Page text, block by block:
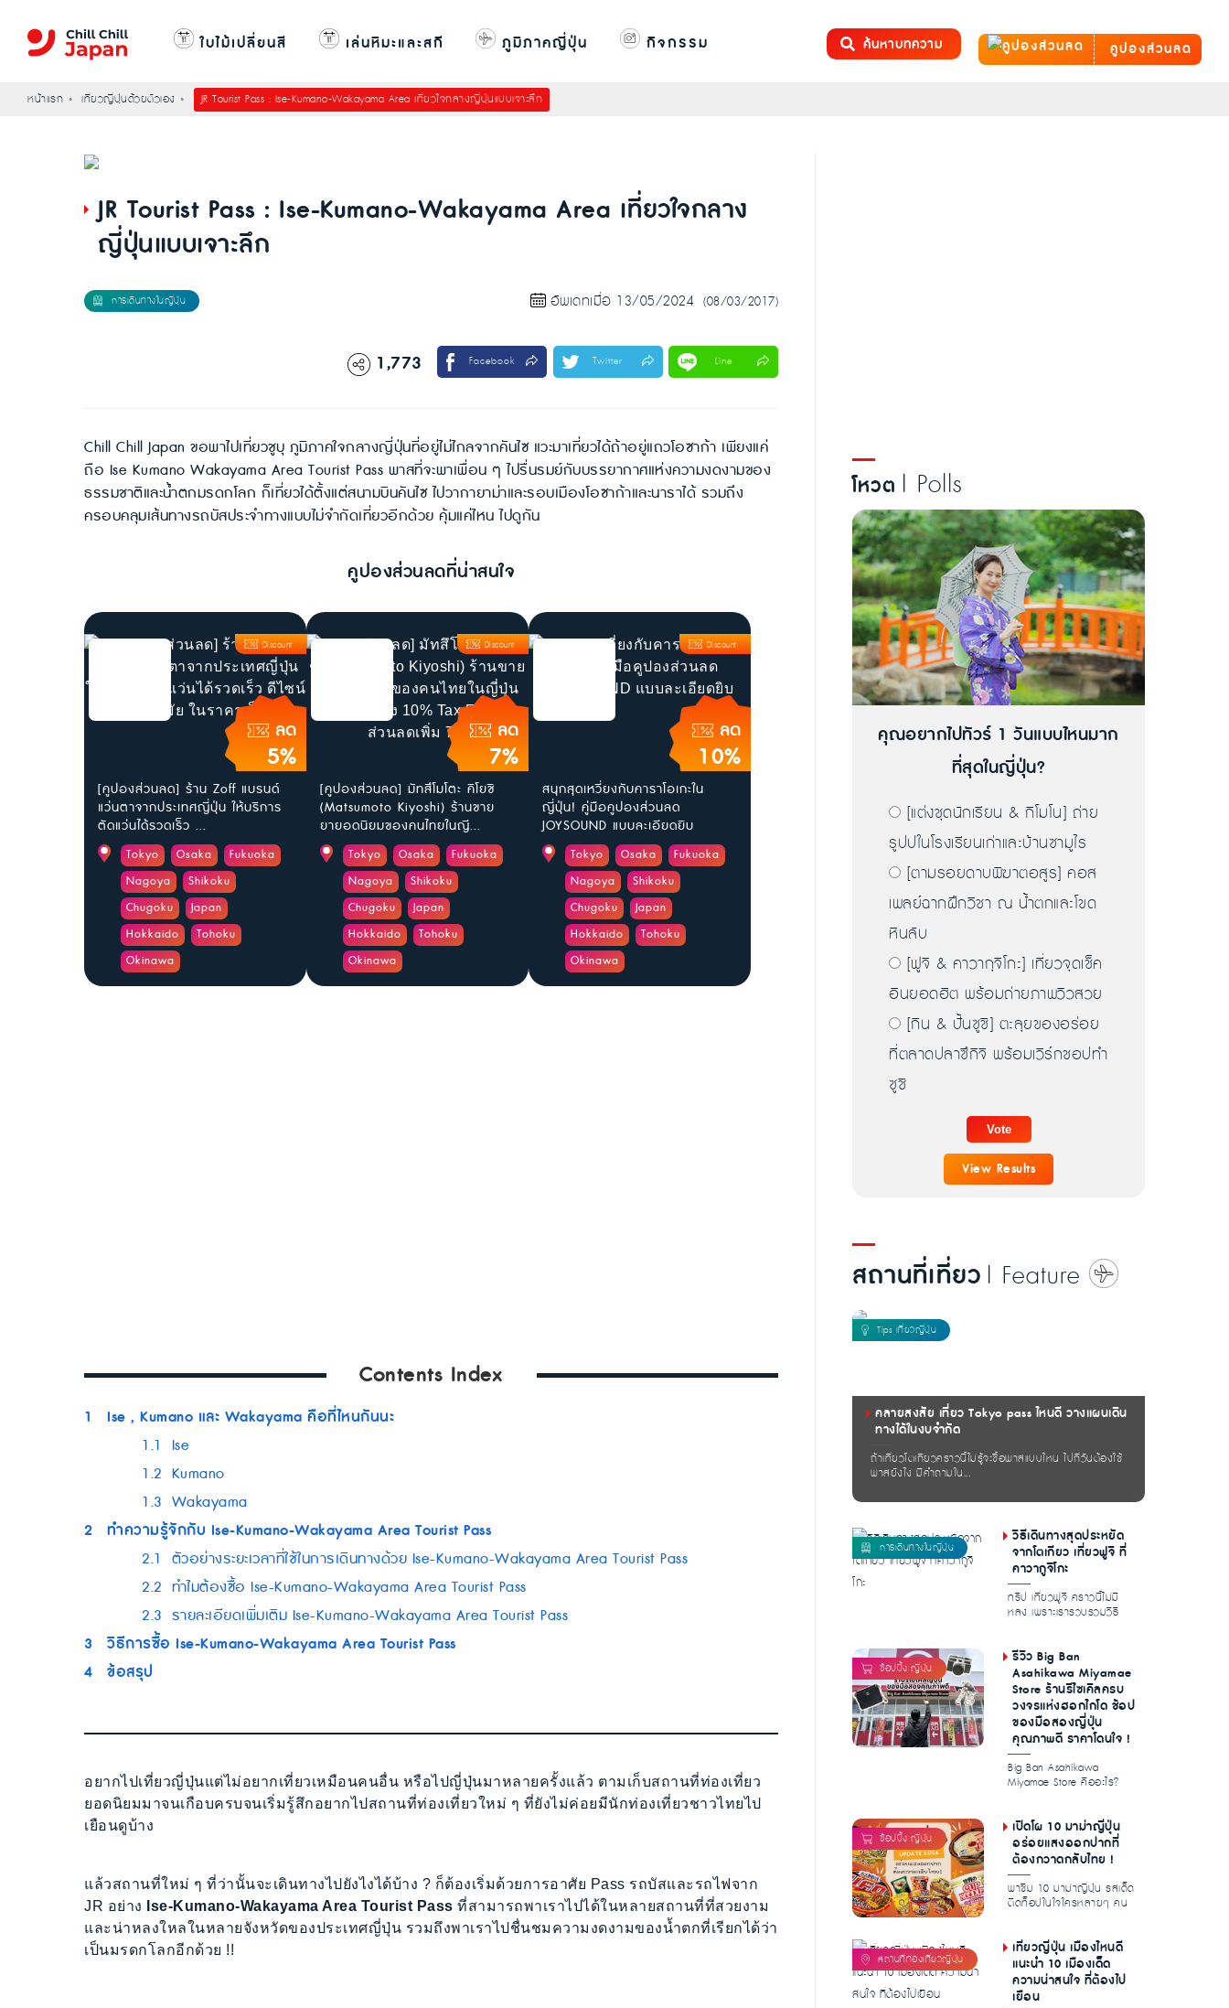
ใบไม้เปลี่ยนสี เล่นหิมะและสกี ภูมิภาคญี่ปุ่น กิจกรรม ค้นหาบทความ คูปองส่วนลด
หน้าแรก เที่ยวญี่ปุ่นด้วยตัวเอง JR Tourist Pass : Ise-Kumano-Wakayama Area เที่ยวใจกลางญี่ปุ่นแบบเจาะลึก
JR Tourist Pass : Ise-Kumano-Wakayama Area เที่ยวใจกลาง
ญี่ปุ่นแบบเจาะลึก
อัพเดทเมื่อ 13/05/2024 (08/03/2017)
1,773 Facebook Twitter Line
Chill Chill Japan ขอพาไปเที่ยวชูบุ ภูมิภาคใจกลางญี่ปุ่นที่อยู่ไม่ไกลจากคันไซ แวะมาเที่ยวได้ถ้าอยู่แถวโอซาก้า เพียงแค่
ถือ Ise Kumano Wakayama Area Tourist Pass พาสที่จะพาเพื่อน ๆ ไปรื่นรมย์กับบรรยากาศแห่งความงดงามของ
ธรรมชาติและน้ำตกมรดกโลก ก็เที่ยวได้ตั้งแต่สนามบินคันไซ ไปวากายาม่าและรอบเมืองโอซาก้าและนาราได้ รวมถึง
ครอบคลุมเส้นทางรถบัสประจำทางแบบไม่จำกัดเที่ยวอีกด้วย คุ้มแค่ไหน ไปดูกัน
คูปองส่วนลดที่น่าสนใจ
ลด
5%
Discount
[คูปองส่วนลด] ร้าน Zoff แบรนด์
แว่นตาจากประเทศญี่ปุ่น ให้บริการ
ตัดแว่นได้รวดเร็ว ...
Tokyo Osaka
Fukuoka
Nagoya
Shikoku
Chugoku
Japan
Hokkaido
Tohoku
Okinawa
ลด
7%
Discount
[คูปองส่วนลด] มัทสึโมโตะ คิโยชิ
(Matsumoto Kiyoshi) ร้านขาย
ยายอดนิยมของคนไทยในญี...
Tokyo Osaka
Fukuoka
Nagoya
Shikoku
Chugoku
Japan
Hokkaido
Tohoku
Okinawa
ลด
10%
Discount
สนุกสุดเหวี่ยงกับคาราโอเกะใน
ญี่ปุ่น! คู่มือคูปองส่วนลด
JOYSOUND แบบละเอียดยิบ
Tokyo Osaka
Fukuoka
Nagoya
Shikoku
Chugoku
Japan
Hokkaido
Tohoku
Okinawa
Contents Index
1 Ise , Kumano และ Wakayama คือที่ไหนกันนะ
1.1 Ise
1.2 Kumano
1.3 Wakayama
2 ทำความรู้จักกับ Ise-Kumano-Wakayama Area Tourist Pass
2.1 ตัวอย่างระยะเวลาที่ใช้ในการเดินทางด้วย Ise-Kumano-Wakayama Area Tourist Pass
2.2 ทำไมต้องซื้อ Ise-Kumano-Wakayama Area Tourist Pass
2.3 รายละเอียดเพิ่มเติม Ise-Kumano-Wakayama Area Tourist Pass
3
วิธีการซื้อ Ise-Kumano-Wakayama Area Tourist Pass
4 ข้อสรุป
อยากไปเที่ยวญี่ปุ่นแต่ไม่อยากเที่ยวเหมือนคนอื่น หรือไปญี่ปุ่นมาหลายครั้งแล้ว ตามเก็บสถานที่ท่องเที่ยว
ยอดนิยมมาจนเกือบครบจนเริ่มรู้สึกอยากไปสถานที่ท่องเที่ยวใหม่ ๆ ที่ยังไม่ค่อยมีนักท่องเที่ยวชาวไทยไป
เยือนดูบ้าง
แล้วสถานที่ใหม่ ๆ ที่ว่านั้นจะเดินทางไปยังไงได้บ้าง ? ก็ต้องเริ่มด้วยการอาศัย Pass รถบัสและรถไฟจาก
JR อย่าง
Ise-Kumano-Wakayama Area Tourist Pass ที่สามารถพาเราไปได้ในหลายสถานที่ที่สวยงาม
และน่าหลงใหลในหลายจังหวัดของประเทศญี่ปุ่น รวมถึงพาเราไปชื่นชมความงดงามของน้ำตกที่เรียกได้ว่า
เป็นมรดกโลกอีกด้วย !!
โหวต | Polls
คุณอยากไปทัวร์ 1 วันแบบไหนมาก
ที่สุดในญี่ปุ่น?
[แต่งชุดนักเรียน & กิโมโน] ถ่าย
รูปปในโรงเรียนเก่าและบ้านซามูไร
[ตามรอยดาบพิฆาตอสูร] คอส
เพลย์ฉากฝึกวิชา ณ น้ำตกและโขด
หินลับ
[ฟูจิ & คาวากุจิโกะ] เที่ยวจุดเช็ค
อินยอดฮิต พร้อมถ่ายภาพวิวสวย
[กิน & ปั้นซูชิ] ตะลุยของอร่อย
ที่ตลาดปลาซึกิจิ พร้อมเวิร์กชอปทำ
ซูชิ
View Results
สถานที่เที่ยว | Feature
คลายสงสัย เที่ยว Tokyo pass ไหนดี วางแผนเดิน
ทางได้ในงบจำกัด
ถ้าเที่ยวโตเกียวคราวนี้ไม่รู้จะซื้อพาสแบบไหน ไปกี่วันต้องใช้
พาสยังไง มีคำถามใน...
วิธีเดินทางสุดประหยัด
จากโตเกียว เที่ยวฟูจิ ที่
คาวากูจิโกะ
ทริป เที่ยวฟูจิ คราวนี้ไม่มี
หลง เพราะเรารวบรวมวิธี
รีวิว Big Ban
Asahikawa Miyamae
Store ร้านรีไซเคิลครบ
วงจรแห่งฮอกไกโด ช้อป
ของมือสองญี่ปุ่น
คุณภาพดี ราคาโดนใจ !
Big Ban Asahikawa
Miyamae Store คืออะไร?
เปิดโผ 10 มาม่าญี่ปุ่น
อร่อยแสงออกปากที่
ต้องกวาดกลับไทย !
พาชิม 10 มาม่าญี่ปุ่น รสเด็ด
ติดท็อปในใจใครหลายๆ คน
เที่ยวญี่ปุ่น เมืองไหนดี
แนะนำ 10 เมืองเด็ด
ความน่าสนใจ ที่ต้องไป
เยือน